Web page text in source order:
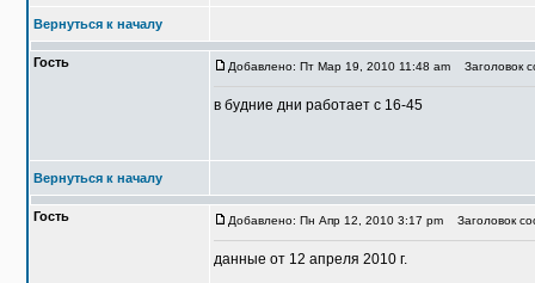
Вернуться к началу
Гость Добавлено: Пт Мар 19, 2010 11:48 am Заголовок
в будние дни работает с 16-45
Вернуться к началу
Гость Добавлено: Пн Апр 12, 2010 3:17 pm Заголовок
данные от 12 апреля 2010 г.